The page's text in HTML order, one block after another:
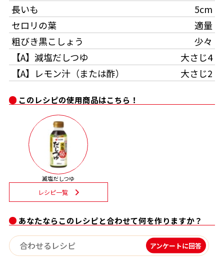
サッと鍋® 楽チン鍋®
楽チン屋®
割烹白だしレシピ
レシピ特設サイト
割烹白だしレシピ特集
だし巻き卵特集
かつおだしが決め手！簡単茶碗蒸し
このレシピの使用商品はこちら！
減塩だしつゆ
レシピ一覧
あなたならこのレシピと合わせて何を作りますか？
アンケートに回答
長いも
5cm
セロリの葉
適量
粗びき黒こしょう
少々
【A】減塩だしつゆ
大さじ4
【A】レモン汁（または酢）
大さじ2